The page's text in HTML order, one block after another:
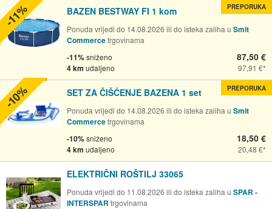
BAZEN BESTWAY FI 1 kom
Ponuda vrijedi do 14.08.2026 ili do isteka zaliha u Smit
Commercetrgovinama
-11%sniženo
4 km udaljeno
87,50 €
97,91 €
PREPORUKA
-11%
SET ZA ČIŠĆENJE BAZENA 1 set
Ponuda vrijedi do 14.08.2026 ili do isteka zaliha u Smit
Commercetrgovinama
-10%sniženo
4 km udaljeno
18,50 €
20,48 €
PREPORUKA
-10%
ELEKTRIČNI ROŠTILJ 33065
Ponuda vrijedi do 11.08.2026 ili do isteka zaliha u SPAR -
INTERSPAR trgovinama